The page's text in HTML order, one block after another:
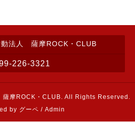
動法人 薩摩ROCK・CLUB
226-3321
摩ROCK・CLUB. All Rights Reserved.
by グーペ / Admin